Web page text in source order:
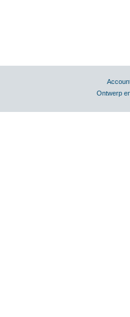
Ontwerp